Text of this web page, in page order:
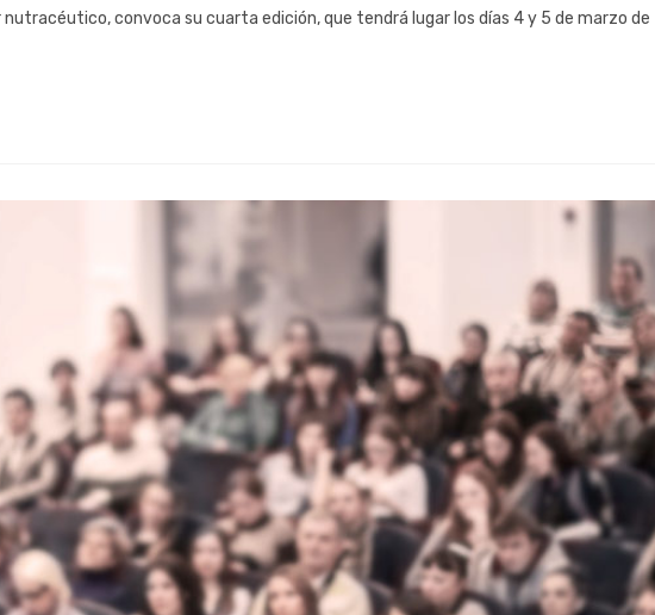
convoca su cuarta edición, que tendrá lugar los días 4 y 5 de marzo de